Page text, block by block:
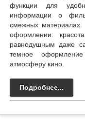
функции для
информации о
смежных
оформлении:
равнодушным даже
темное
атмосферу кино.
Подробнее...